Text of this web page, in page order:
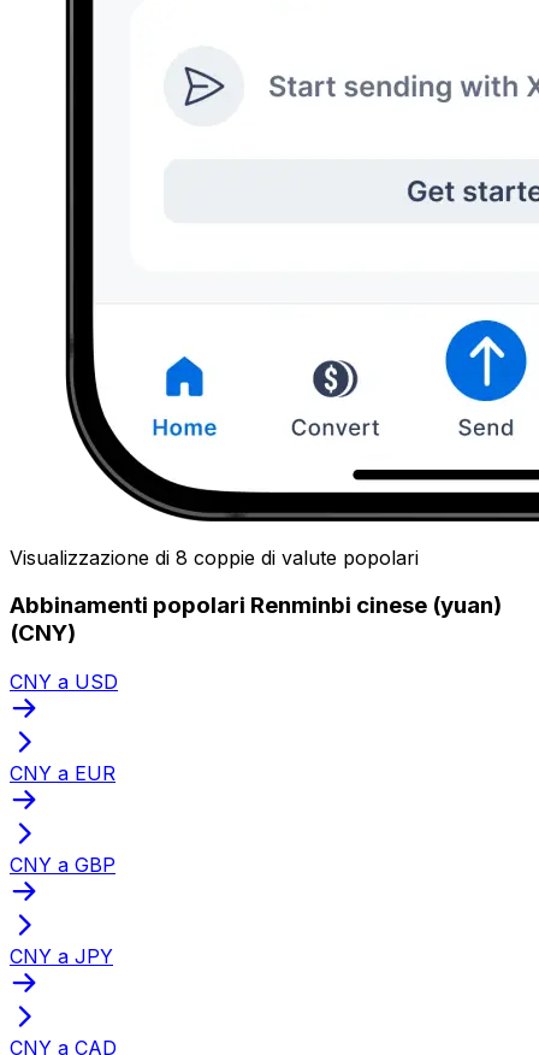
Visualizzazione di 8 coppie di valute popolari
Abbinamenti popolari Renminbi cinese (yuan)
(CNY)
CNY a USD
CNY a EUR
CNY a GBP
CNY a JPY
CNY a CAD